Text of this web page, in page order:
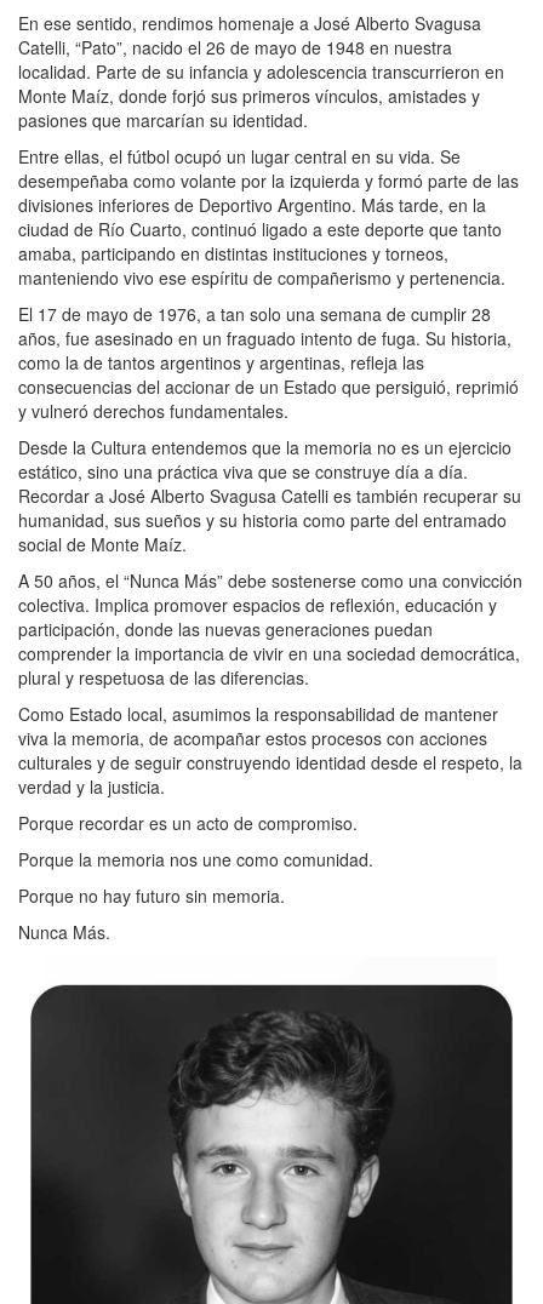
En ese sentido, rendimos homenaje a José Alberto Svagusa
Catelli, “Pato”, nacido el 26 de mayo de 1948 en nuestra
localidad. Parte de su infancia y adolescencia transcurrieron en
Monte Maíz, donde forjó sus primeros vínculos, amistades y
pasiones que marcarían su identidad.
Entre ellas, el fútbol ocupó un lugar central en su vida. Se
desempeñaba como volante por la izquierda y formó parte de las
divisiones inferiores de Deportivo Argentino. Más tarde, en la
ciudad de Río Cuarto, continuó ligado a este deporte que tanto
amaba, participando en distintas instituciones y torneos,
manteniendo vivo ese espíritu de compañerismo y pertenencia.
El 17 de mayo de 1976, a tan solo una semana de cumplir 28
años, fue asesinado en un fraguado intento de fuga. Su historia,
como la de tantos argentinos y argentinas, refleja las
consecuencias del accionar de un Estado que persiguió, reprimió
y vulneró derechos fundamentales.
Desde la Cultura entendemos que la memoria no es un ejercicio
estático, sino una práctica viva que se construye día a día.
Recordar a José Alberto Svagusa Catelli es también recuperar su
humanidad, sus sueños y su historia como parte del entramado
social de Monte Maíz.
A 50 años, el “Nunca Más” debe sostenerse como una convicción
colectiva. Implica promover espacios de reflexión, educación y
participación, donde las nuevas generaciones puedan
comprender la importancia de vivir en una sociedad democrática,
plural y respetuosa de las diferencias.
Como Estado local, asumimos la responsabilidad de mantener
viva la memoria, de acompañar estos procesos con acciones
culturales y de seguir construyendo identidad desde el respeto, la
verdad y la justicia.
Porque recordar es un acto de compromiso.
Porque la memoria nos une como comunidad.
Porque no hay futuro sin memoria.
Nunca Más.